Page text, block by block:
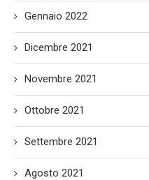
Gennaio 2022
Dicembre 2021
Novembre 2021
Ottobre 2021
Settembre 2021
Agosto 2021